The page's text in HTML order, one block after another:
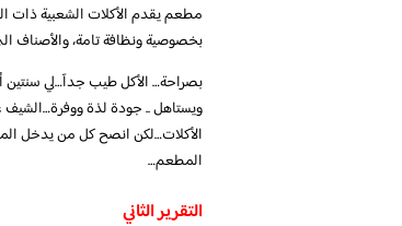
مطعم يقدم الأكلات الشعبية ذات
بخصوصية ونظافة تامة، والأصناف
بصراحة… الأكل طيب جدآ…لي سنتين
ويستاهل .. جودة لذة
المطعم…
التقرير الثاني